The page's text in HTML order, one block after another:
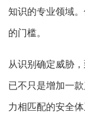
知识的专业领域
的门槛。
从识别确定威胁
已不只是增加一
力相匹配的安全体